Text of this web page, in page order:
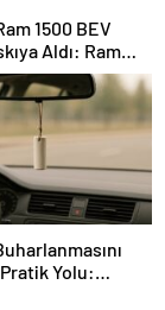
1500 BEV
Aldı: Ram
Hibrit Yol
Yolu: